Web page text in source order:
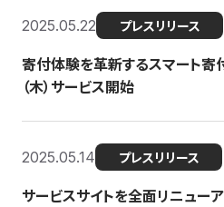
2025.05.22 プレスリリース
寄付体験を革新するスマート寄
（木）サービス開始
2025.05.14 プレスリリース
サービスサイトを全面リニュー